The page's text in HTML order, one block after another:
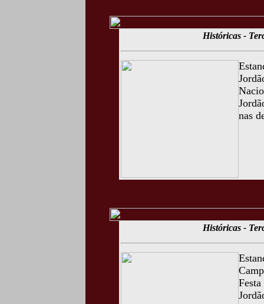
Históricas -
nas
Históricas -